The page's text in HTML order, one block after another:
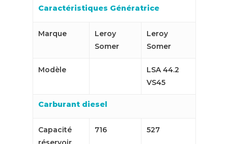
Caractéristiques Génératrice
Marque
Leroy
Somer
Leroy
Somer
Modèle
LSA 44.2
VS45
Carburant diesel
Capacité
716 527